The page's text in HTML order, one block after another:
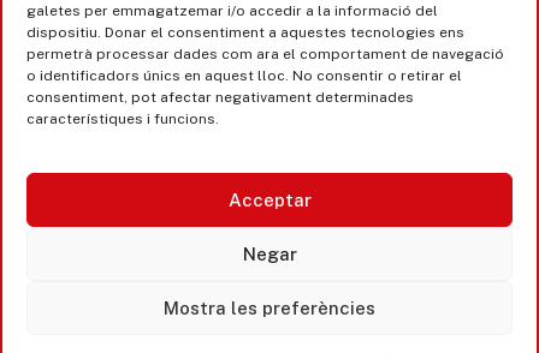
galetes per emmagatzemar i/o accedir a la informació del
dispositiu. Donar el consentiment a aquestes tecnologies ens
permetrà processar dades com ara el comportament de navegació
o identificadors únics en aquest lloc. No consentir o retirar el
consentiment, pot afectar negativament determinades
característiques i funcions.
Acceptar
Negar
Mostra les preferències